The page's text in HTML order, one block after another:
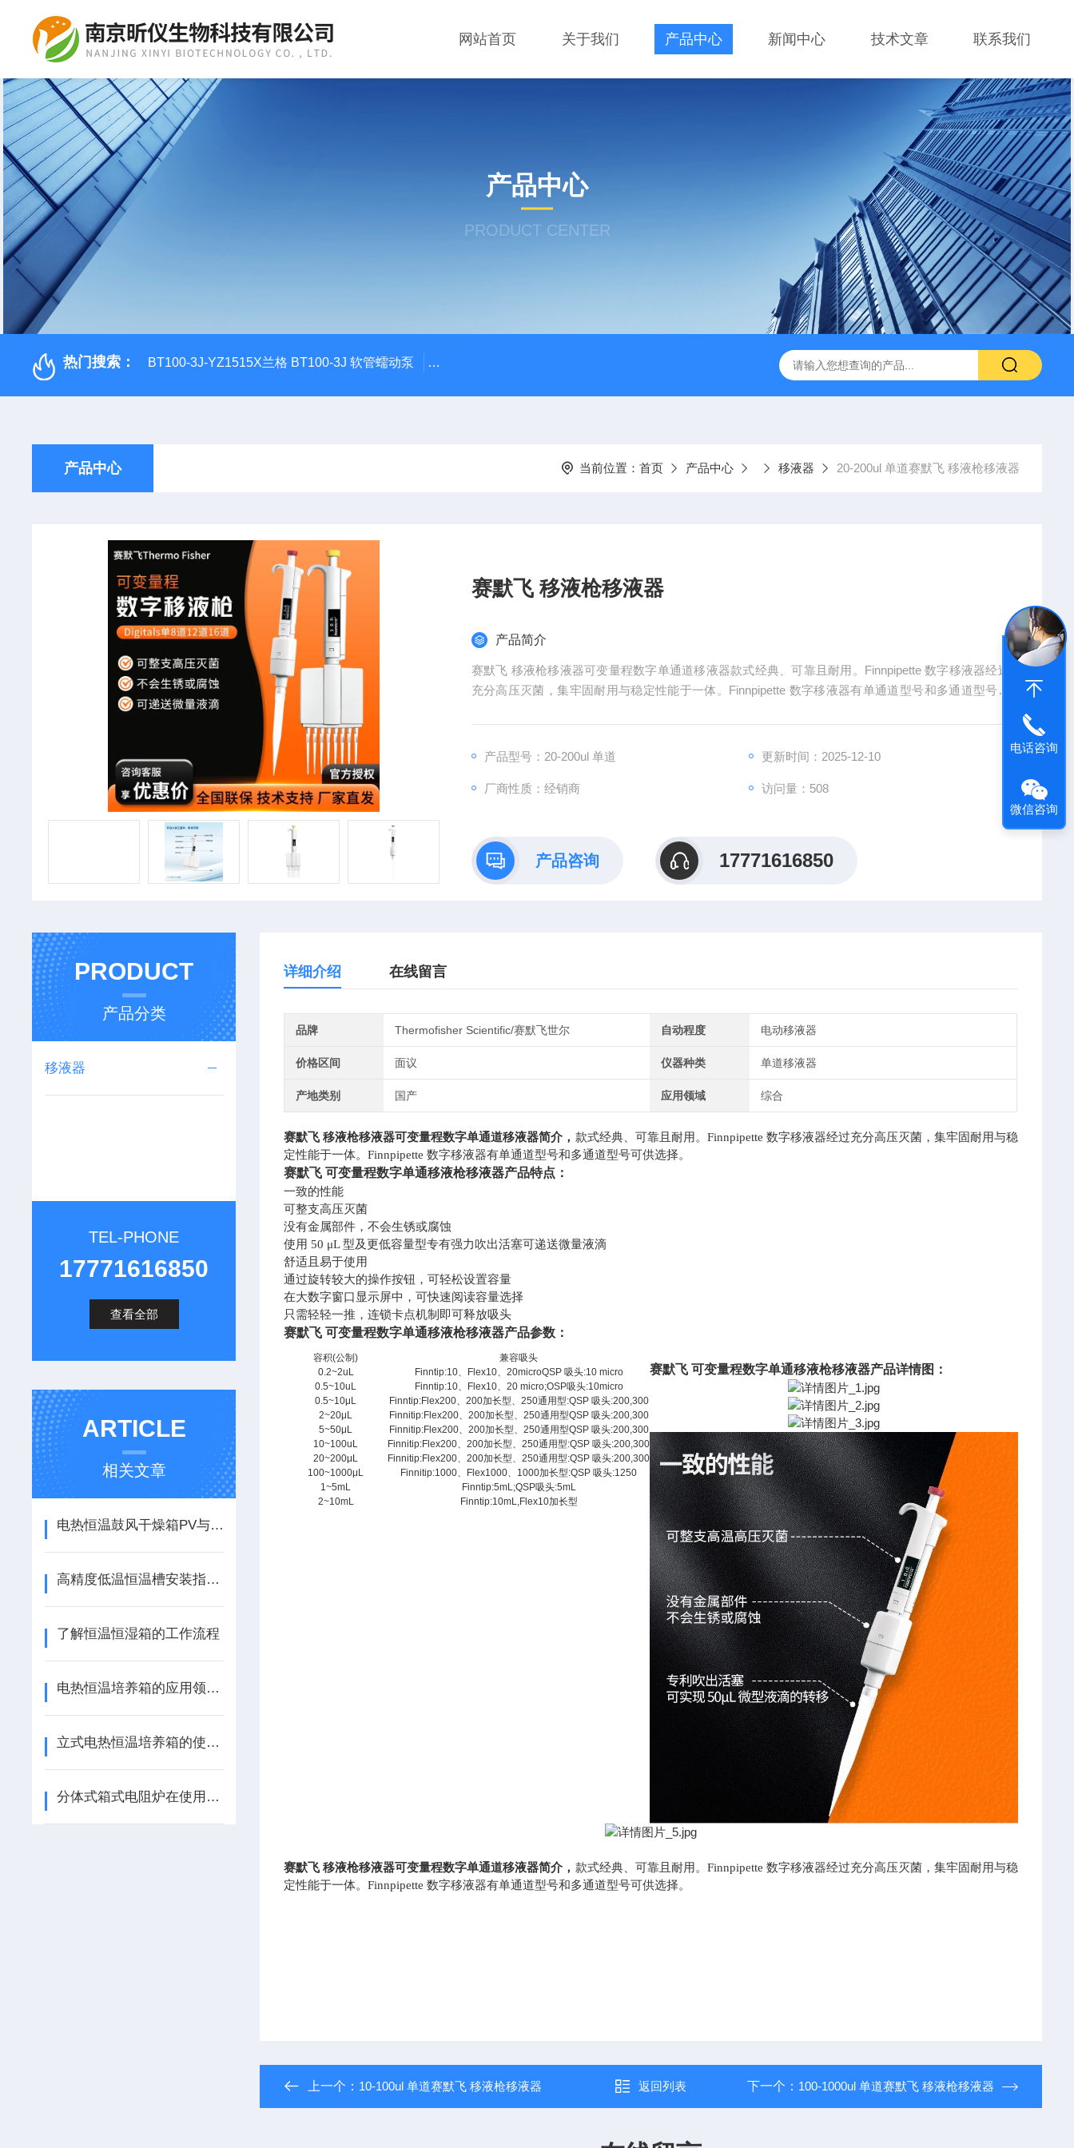
网站首页 关于我们 产品中心 新闻中心 技术文章 联系我们
产品中心
PRODUCT CENTER
热门搜索： BT100-3J-YZ1515X兰格 BT100-3J 软管蠕动泵 LDS-1G上海青浦绿洲粮食谷物水分测定仪 叶拓 MGC-1000P 恒温恒湿光照培养箱 LRH-300DB叶拓
产品中心 当前位置： 首页 产品中心 移液器 20-200ul 单道赛默飞 移液枪移液器
赛默飞 移液枪移液器
产品简介
赛默飞 移液枪移液器可变量程数字单通道移液器款式经典、可靠且耐用。Finnpipette 数字移液器经过
充分高压灭菌，集牢固耐用与稳定性能于一体。Finnpipette 数字移液器有单通道型号和多通道型号可
产品型号：20-200ul 单道 更新时间：2025-12-10
厂商性质：经销商 访问量：508
产品咨询 17771616850
PRODUCT
产品分类
移液器
TEL-PHONE
17771616850
查看全部
ARTICLE
相关文章
电热恒温鼓风干燥箱PV与SV的理解及其功能
高精度低温恒温槽安装指南：步骤与注意事项
了解恒温恒湿箱的工作流程
电热恒温培养箱的应用领域有哪些？
立式电热恒温培养箱的使用技巧与维护建议
分体式箱式电阻炉在使用时应注意什么？
详细介绍 在线留言
品牌 Thermofisher Scientific/赛默飞世尔 自动程度 电动移液器
价格区间 面议 仪器种类 单道移液器
产地类别 国产 应用领域 综合
赛默飞 移液枪移液器可变量程数字单通道移液器简介， 款式经典、可靠且耐用。 Finnpipette 数字移液器经过充分高压灭菌，集牢固耐用与稳
定性能于一体。Finnpipette 数字移液器有单通道型号和多通道型号可供选择。
赛默飞 可变量程数字单通移液枪移液器产品特点：
一致的性能
可整支高压灭菌
没有金属部件，不会生锈或腐蚀
使用 50 μL 型及更低容量型专有强力吹出活塞可递送微量液滴
舒适且易于使用
通过旋转较大的操作按钮，可轻松设置容量
在大数字窗口显示屏中，可快速阅读容量选择
只需轻轻一推，连锁卡点机制即可释放吸头
赛默飞 可变量程数字单通移液枪移液器产品参数：
容积(公制)
兼容吸头
0.2~2uL
Finntip:10、Flex10、20microQSP 吸头:10 micro
0.5~10uL
Finntip:10、Flex10、20 micro;OSP吸头:10micro
0.5~10μL
Finntip:Flex200、200加长型、250通用型:QSP 吸头:200,300
2~20μL
Finnitip:Flex200、200加长型、250通用型QSP 吸头:200,300
5~50μL
Finnitip:Flex200、200加长型、250通用型QSP 吸头:200,300
10~100uL
Finnitip:Flex200、200加长型、250通用型:QSP 吸头:200,300
20~200μL
Finnitip:Flex200、200加长型、250通用型:QSP 吸头:200,300
100~1000μL
Finnitip:1000、Flex1000、1000加长型:QSP 吸头:1250
1~5mL
Finntip:5mL;QSP吸头:5mL
2~10mL
Finntip:10mL,Flex10加长型
赛默飞 可变量程数字单通移液枪移液器产品详情图：
赛默飞 移液枪移液器可变量程数字单通道移液器简介， 款式经典、可靠且耐用。 Finnpipette 数字移液器经过充分高压灭菌，集牢固耐用与稳
定性能于一体。Finnpipette 数字移液器有单通道型号和多通道型号可供选择。
上一个： 10-100ul 单道赛默飞 移液枪移液器 返回列表 下一个： 100-1000ul 单道赛默飞 移液枪移液器
电话咨询
微信咨询